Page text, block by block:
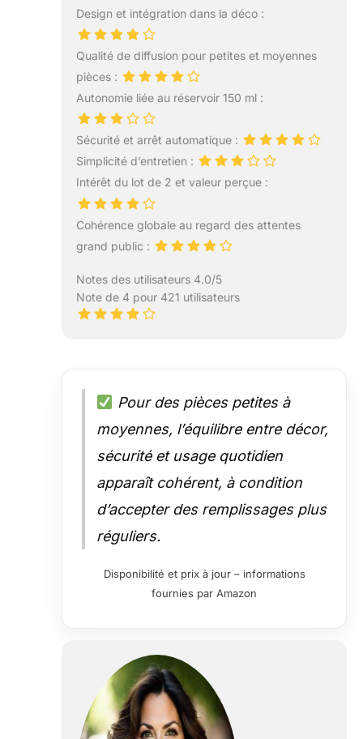
Design et intégration dans la déco :
Qualité de diffusion pour petites et moyennes
pièces :
Autonomie liée au réservoir 150 ml :
Sécurité et arrêt automatique :
Simplicité d’entretien :
Intérêt du lot de 2 et valeur perçue :
Cohérence globale au regard des attentes
grand public :
Notes des utilisateurs 4.0/5
Note de 4 pour 421 utilisateurs
Pour des pièces petites à
moyennes, l’équilibre entre décor,
sécurité et usage quotidien
apparaît cohérent, à condition
d’accepter des remplissages plus
réguliers.
Disponibilité et prix à jour – informations
fournies par Amazon